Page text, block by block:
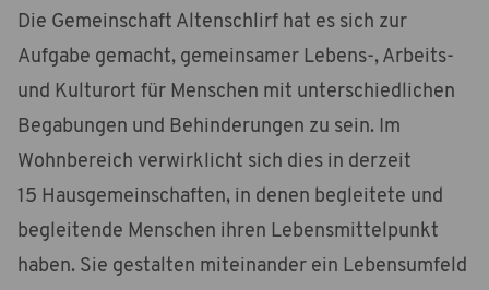
Die Gemeinschaft Altenschlirf hat es sich zur
Aufgabe gemacht, gemeinsamer Lebens-, Arbeits-
und Kulturort für Menschen mit unterschiedlichen
Begabungen und Behinderungen zu sein. Im
Wohnbereich verwirklicht sich dies in derzeit
15 Hausgemeinschaften, in denen begleitete und
begleitende Menschen ihren Lebensmittelpunkt
haben. Sie gestalten miteinander ein Lebensumfeld